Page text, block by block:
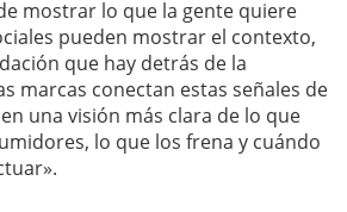
mostrar lo que la gente quiere
pueden mostrar el contexto,
que hay detrás de la
marcas conectan estas señales de
una visión más clara de lo que
lo que los frena y cuándo